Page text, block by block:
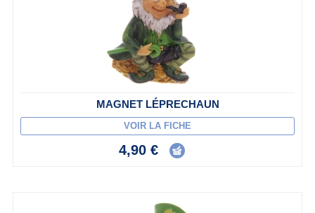
MAGNET LÉPRECHAUN
VOIR LA FICHE
4,90 €